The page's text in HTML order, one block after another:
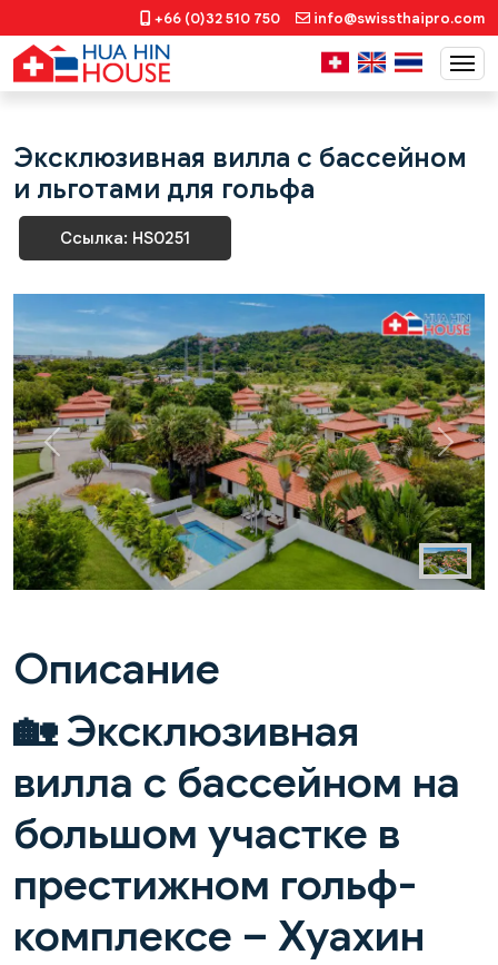
+66 (0)32 510 750 info@swissthaipro.com
Эксклюзивная вилла с бассейном
и льготами для гольфа
Ссылка: HS0251
Previous Next
Описание
🏡 Эксклюзивная
вилла с бассейном на
большом участке в
престижном гольф-
комплексе – Хуахин